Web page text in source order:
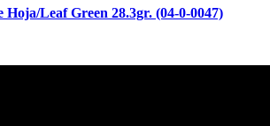
Leaf Green 28.3gr. (04-0-0047)